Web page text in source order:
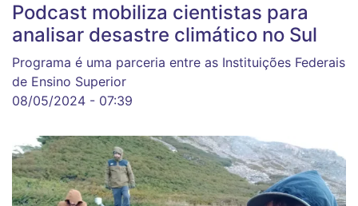
Podcast mobiliza cientistas para
analisar desastre climático no Sul
Programa é uma parceria entre as Instituições Federais
de Ensino Superior
08/05/2024 - 07:39